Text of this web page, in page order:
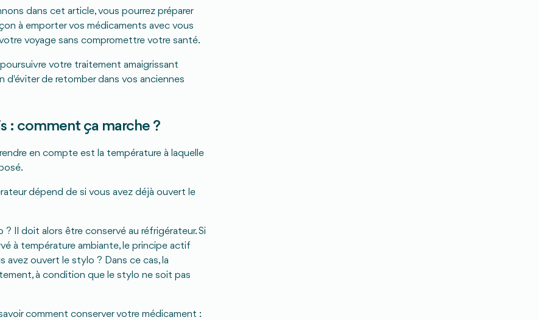
dans cet article, vous pourrez préparer
à emporter vos médicaments avec vous
voyage sans compromettre votre santé.
votre traitement amaigrissant
d'éviter de retomber dans vos anciennes
: comment ça marche ?
en compte est la température à laquelle
dépend de si vous avez déjà ouvert le
? Il doit alors être conservé au réfrigérateur. Si
à température ambiante, le principe actif
avez ouvert le stylo ? Dans ce cas, la
à condition que le stylo ne soit pas
comment conserver votre médicament :